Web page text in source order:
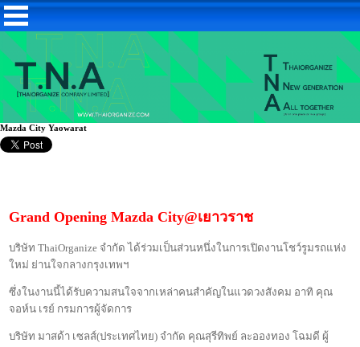
Mazda City Yaowarat
Grand Opening Mazda City@เยาวราช
บริษัทThaiOrganize จำกัด ได้ร่วมเป็นส่วนหนึ่งในการเปิดงานโชว์รูมรถแห่ง
ใหม่ ย่านใจกลางกรุงเทพฯ
ซึ่งในงานนี้ได้รับความสนใจจากเหล่าคนสำคัญในแวดวงสังคม อาทิ คุณ
จอห์น เรย์ กรมการผู้จัดการ
บริษัท มาสด้า เซลส์(ประเทศไทย) จำกัด คุณสุรีทิพย์ ละอองทอง โฉมดี ผู้